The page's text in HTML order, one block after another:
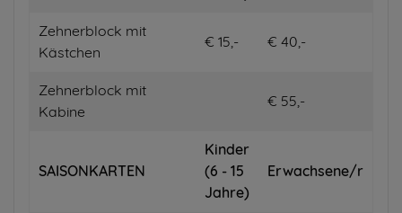
Zehnerblock mit
Kästchen
€ 15,- € 40,-
Zehnerblock mit
Kabine
€ 55,-
SAISONKARTEN
Kinder
(6 - 15
Jahre)
Erwachsene/r